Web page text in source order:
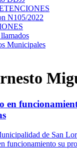
N105/2022
Municipales
en
de San